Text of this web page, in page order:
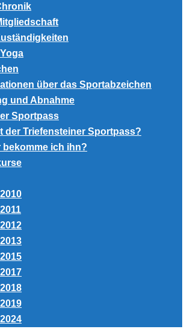
über das Sportabzeichen
und Abnahme
Sportpass
der Triefensteiner Sportpass?
bekomme ich ihn?